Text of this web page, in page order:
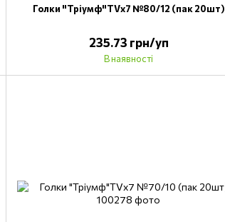
Голки "Тріумф"TVх7 №80/12 (пак 20шт)
235.73 грн/уп
В наявності